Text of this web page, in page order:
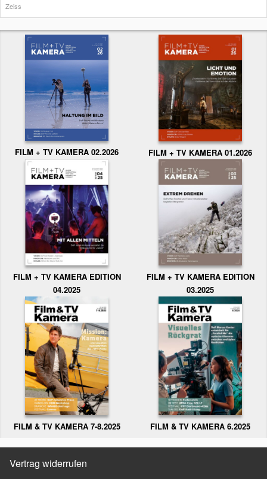
Zeiss
FILM + TV KAMERA 02.2026 FILM + TV KAMERA 01.2026
FILM + TV KAMERA EDITION
04.2025
FILM + TV KAMERA EDITION
03.2025
FILM & TV KAMERA 7-8.2025 FILM & TV KAMERA 6.2025
Vertrag widerrufen